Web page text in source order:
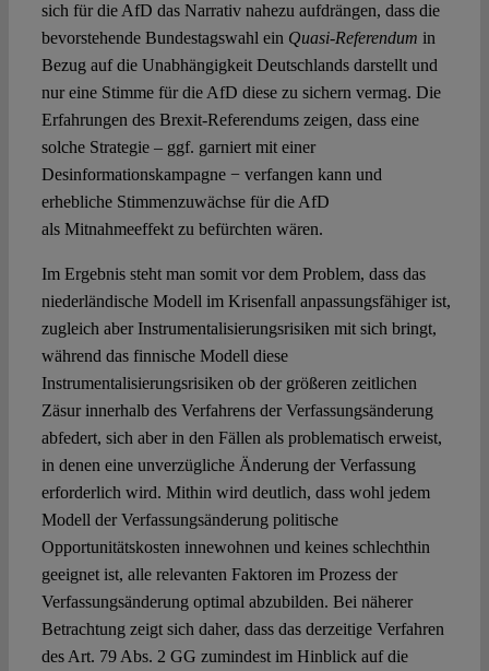
sich für die AfD das Narrativ nahezu aufdrängen, dass die
bevorstehende Bundestagswahl ein Quasi-Referendum in
Bezug auf die Unabhängigkeit Deutschlands darstellt und
nur eine Stimme für die AfD diese zu sichern vermag. Die
Erfahrungen des Brexit-Referendums zeigen, dass eine
solche Strategie – ggf. garniert mit einer
Desinformationskampagne − verfangen kann und
erhebliche Stimmenzuwächse für die AfD
als Mitnahmeeffekt zu befürchten wären.
Im Ergebnis steht man somit vor dem Problem, dass das
niederländische Modell im Krisenfall anpassungsfähiger ist,
zugleich aber Instrumentalisierungsrisiken mit sich bringt,
während das finnische Modell diese
Instrumentalisierungsrisiken ob der größeren zeitlichen
Zäsur innerhalb des Verfahrens der Verfassungsänderung
abfedert, sich aber in den Fällen als problematisch erweist,
in denen eine unverzügliche Änderung der Verfassung
erforderlich wird. Mithin wird deutlich, dass wohl jedem
Modell der Verfassungsänderung politische
Opportunitätskosten innewohnen und keines schlechthin
geeignet ist, alle relevanten Faktoren im Prozess der
Verfassungsänderung optimal abzubilden. Bei näherer
Betrachtung zeigt sich daher, dass das derzeitige Verfahren
des Art. 79 Abs. 2 GG zumindest im Hinblick auf die